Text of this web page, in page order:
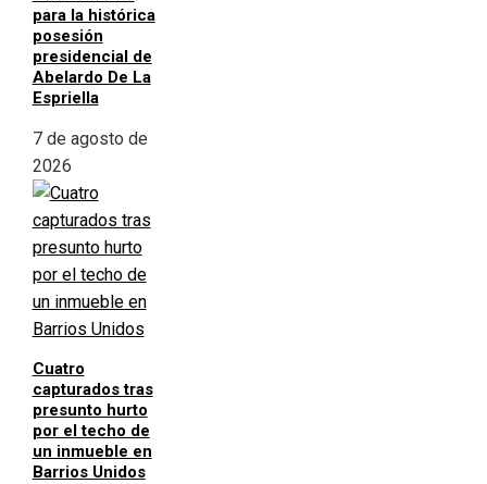
para la histórica
posesión
presidencial de
Abelardo De La
Espriella
7 de agosto de
2026
Cuatro
capturados tras
presunto hurto
por el techo de
un inmueble en
Barrios Unidos